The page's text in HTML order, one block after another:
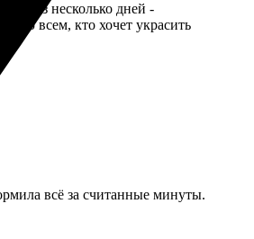
через несколько дней -
всем, кто хочет украсить
всё за считанные минуты.